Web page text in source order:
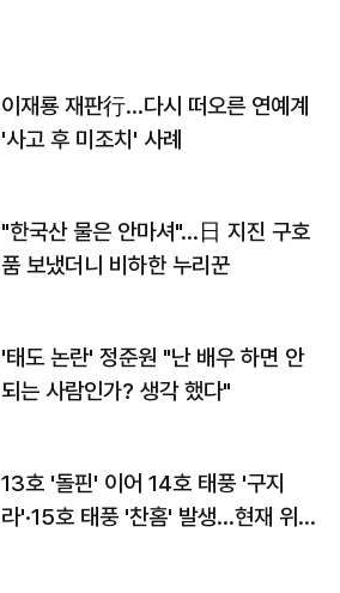
이재룡 재판行…다시 떠오른 연예계
'사고 후 미조치' 사례
"한국산 물은 안마셔"…日 지진 구호
품 보냈더니 비하한 누리꾼
'태도 논란' 정준원 "난 배우 하면 안
되는 사람인가? 생각 했다"
13호 '돌핀' 이어 14호 태풍 '구지
라'·15호 태풍 '찬홈' 발생…현재 위